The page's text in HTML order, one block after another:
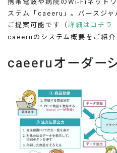
ステム「caeeru」。パースジ
ご提案可能です（詳細はコチラ
caeeruのシステム概要をご紹介
caeeruオーダー